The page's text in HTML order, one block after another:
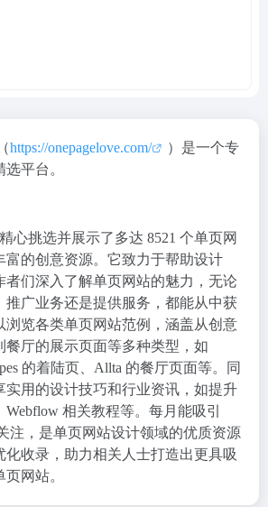
（https://onepagelove.com/
）是一个专
平台。
心挑选并展示了多达 8521 个单页网
富的创意资源。它致力于帮助设计
者们深入了解单页网站的魅力，无论
推广业务还是提供服务，都能从中获
浏览各类单页网站范例，涵盖从创意
餐厅的展示页面等多种类型，如
的着陆页、Allta 的餐厅页面等。同
实用的设计技巧和行业资讯，如提升
相关教程等。每月能吸引
注，是单页网站设计领域的优质资源
化收录，助力相关人士打造出更具吸
网站。